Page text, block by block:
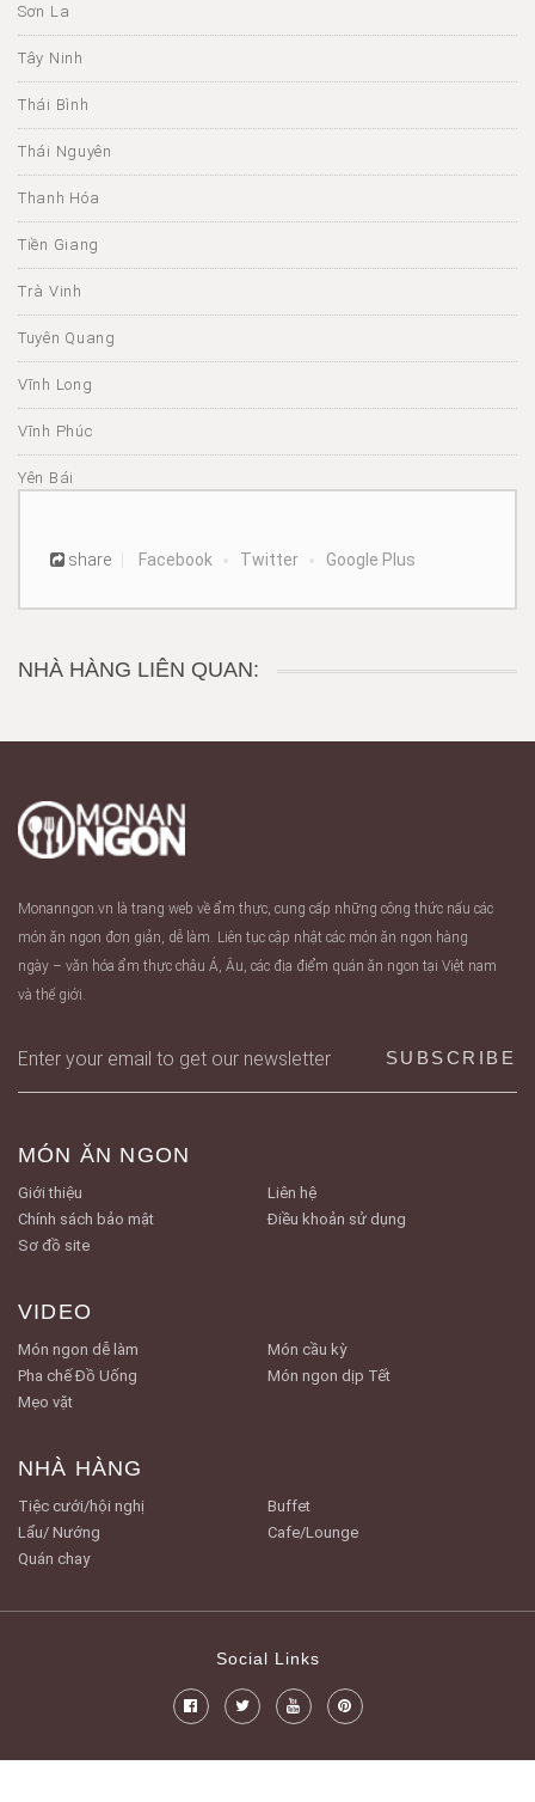
Sơn La
Tây Ninh
Thái Bình
Thái Nguyên
Thanh Hóa
Tiền Giang
Trà Vinh
Tuyên Quang
Vĩnh Long
Vĩnh Phúc
Yên Bái
share Facebook Twitter Google Plus
NHÀ HÀNG LIÊN QUAN:
Monanngon.vn là trang web về ẩm thực, cung cấp những công thức nấu các
món ăn ngon đơn giản, dễ làm. Liên tục cập nhật các món ăn ngon hàng
ngày – văn hóa ẩm thực châu Á, Âu, các địa điểm quán ăn ngon tại Việt nam
và thế giới.
MÓN ĂN NGON
Giới thiệu
Liên hệ
Chính sách bảo mật
Điều khoản sử dụng
Sơ đồ site
VIDEO
Món ngon dễ làm
Món cầu kỳ
Pha chế Đồ Uống
Món ngon dịp Tết
Mẹo vặt
NHÀ HÀNG
Tiệc cưới/hội nghị
Buffet
Lẩu/ Nướng
Cafe/Lounge
Quán chay
Social Links